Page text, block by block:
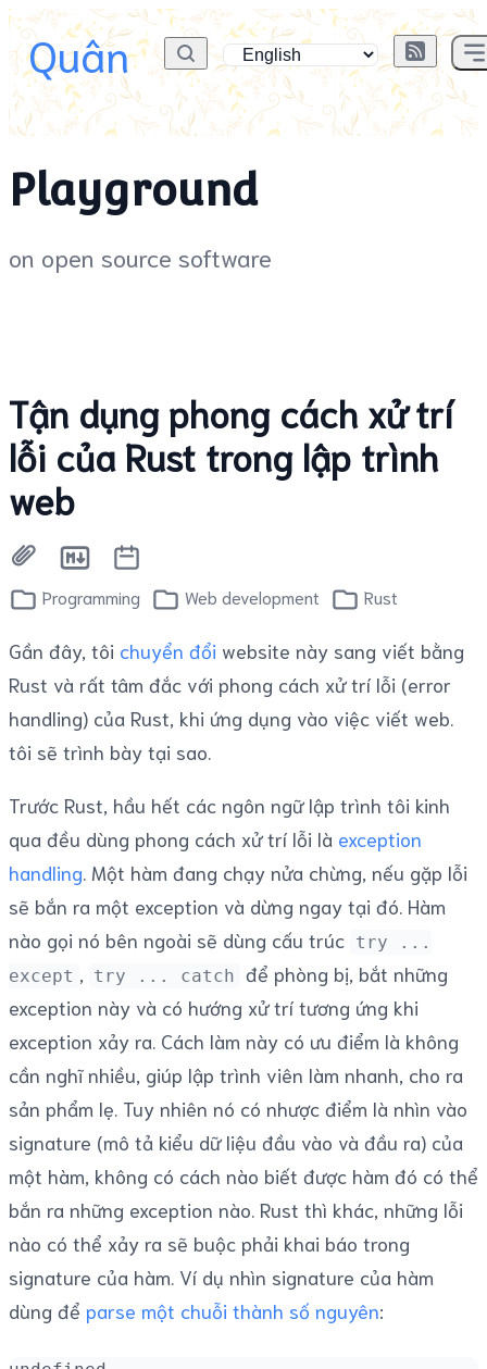
Quân
Playground
on open source software
Tận dụng phong cách xử trí
lỗi của Rust trong lập trình
web
Programming Web development Rust
Gần đây, tôi chuyển đổi website này sang viết bằng
Rust và rất tâm đắc với phong cách xử trí lỗi (error
handling) của Rust, khi ứng dụng vào việc viết web.
tôi sẽ trình bày tại sao.
Trước Rust, hầu hết các ngôn ngữ lập trình tôi kinh
qua đều dùng phong cách xử trí lỗi là exception
handling. Một hàm đang chạy nửa chừng, nếu gặp lỗi
sẽ bắn ra một exception và dừng ngay tại đó. Hàm
nào gọi nó bên ngoài sẽ dùng cấu trúc try ...
except , try ... catch để phòng bị, bắt những
exception này và có hướng xử trí tương ứng khi
exception xảy ra. Cách làm này có ưu điểm là không
cần nghĩ nhiều, giúp lập trình viên làm nhanh, cho ra
sản phẩm lẹ. Tuy nhiên nó có nhược điểm là nhìn vào
signature (mô tả kiểu dữ liệu đầu vào và đầu ra) của
một hàm, không có cách nào biết được hàm đó có thể
bắn ra những exception nào. Rust thì khác, những lỗi
nào có thể xảy ra sẽ buộc phải khai báo trong
signature của hàm. Ví dụ nhìn signature của hàm
dùng để parse một chuỗi thành số nguyên: